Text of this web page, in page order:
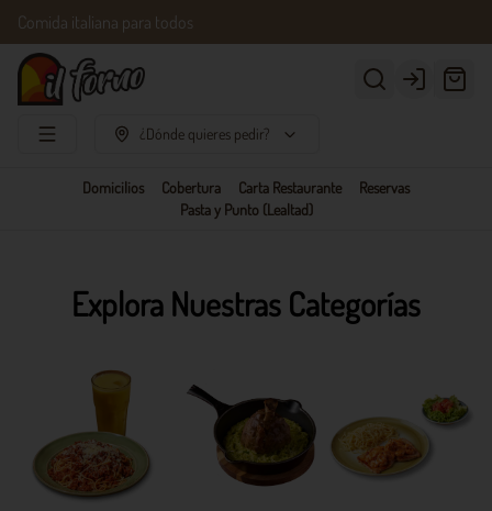
Comida italiana para todos
Login
¿Dónde quieres pedir?
Domicilios Cobertura Carta Restaurante
Reservas
Pasta y Punto (Lealtad)
Explora Nuestras Categorías